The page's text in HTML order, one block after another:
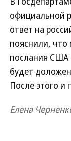
официальной
ответ на
пояснили, что
послания США
будет
После этого и
Елена